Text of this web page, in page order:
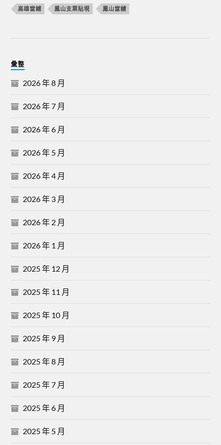
高雄當鋪 鳳山支票貼現 鳳山當舖
彙整
2026 年 8 月
2026 年 7 月
2026 年 6 月
2026 年 5 月
2026 年 4 月
2026 年 3 月
2026 年 2 月
2026 年 1 月
2025 年 12 月
2025 年 11 月
2025 年 10 月
2025 年 9 月
2025 年 8 月
2025 年 7 月
2025 年 6 月
2025 年 5 月